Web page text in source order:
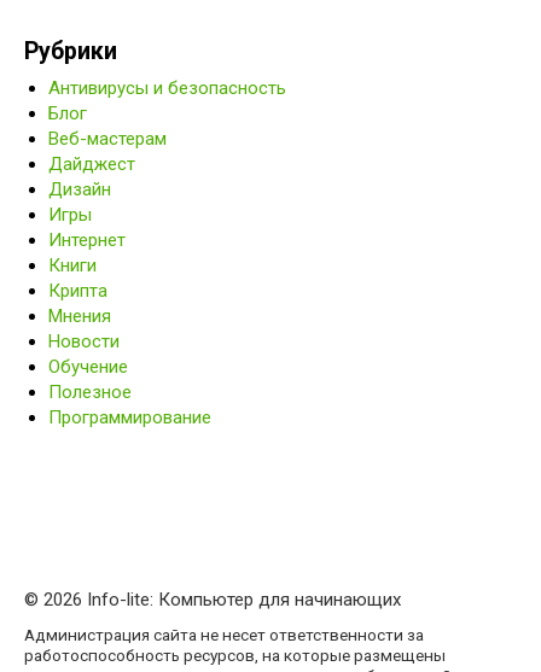
Рубрики
Антивирусы и безопасность
Блог
Веб-мастерам
Дайджест
Дизайн
Игры
Интернет
Книги
Крипта
Мнения
Новости
Обучение
Полезное
Программирование
© 2026 Info-lite: Компьютер для начинающих
Администрация сайта не несет ответственности за
работоспособность ресурсов, на которые размещены